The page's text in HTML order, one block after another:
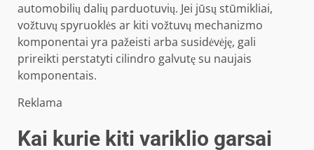
automobilių dalių parduotuvių. Jei jūsų stūmikliai,
vožtuvų spyruoklės ar kiti vožtuvų mechanizmo
komponentai yra pažeisti arba susidėvėję, gali
prireikti perstatyti cilindro galvutę su naujais
komponentais.
Reklama
Kai kurie kiti variklio garsai